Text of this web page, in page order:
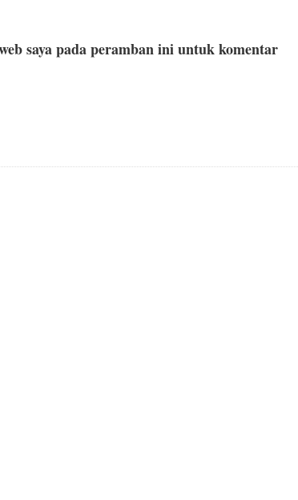
saya pada peramban ini untuk komentar